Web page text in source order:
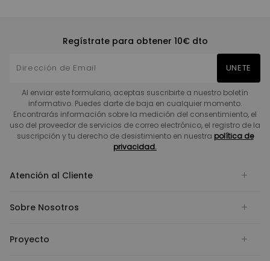
Regístrate para obtener 10€ dto
UNETE
Al enviar este formulario, aceptas suscribirte a nuestro boletín
informativo. Puedes darte de baja en cualquier momento.
Encontrarás información sobre la medición del consentimiento, el
uso del proveedor de servicios de correo electrónico, el registro de la
suscripción y tu derecho de desistimiento en nuestra política de
privacidad.
Atención al Cliente
Sobre Nosotros
Proyecto